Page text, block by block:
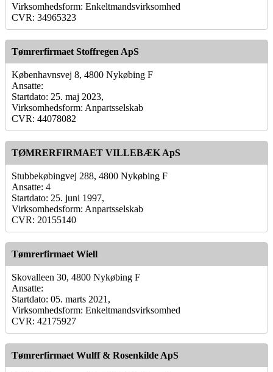
Virksomhedsform: Enkeltmandsvirksomhed
CVR: 34965323
Tømrerfirmaet Stoffregen ApS
Københavnsvej 8, 4800 Nykøbing F
Ansatte:
Startdato: 25. maj 2023,
Virksomhedsform: Anpartsselskab
CVR: 44078082
TØMRERFIRMAET VILLEBÆK ApS
Stubbekøbingvej 288, 4800 Nykøbing F
Ansatte: 4
Startdato: 25. juni 1997,
Virksomhedsform: Anpartsselskab
CVR: 20155140
Tømrerfirmaet Wiell
Skovalleen 30, 4800 Nykøbing F
Ansatte:
Startdato: 05. marts 2021,
Virksomhedsform: Enkeltmandsvirksomhed
CVR: 42175927
Tømrerfirmaet Wulff & Rosenkilde ApS